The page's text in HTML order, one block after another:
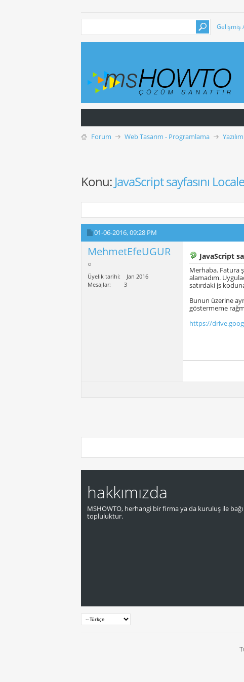
Gelişmiş
Forum Web Tasarım - Programlama
Konu: JavaScript sayfasını
01-06-2016,09:28 PM
MehmetEfeUGUR
Üyelik tarihi
Jan 2016
Mesajlar
3
JavaScript
Merhaba. Fatura
alamadım.
satırdaki js
Bunun üzerine
göstermeme
https://
hakkımızda
MSHOWTO, herhangi bir firma ya da kuruluş ile
topluluktur.